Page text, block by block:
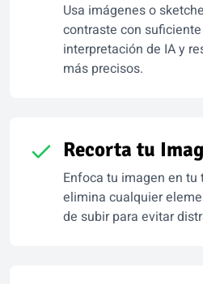
Usa imágenes o
contraste con
interpretación de IA y
más precisos.
Recorta tu
Enfoca tu imagen en
elimina cualquier
de subir para evitar